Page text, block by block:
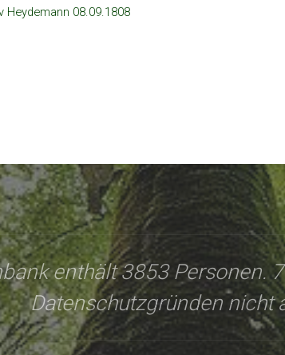
Heydemann 08.09.1808
enthält 3853 Personen.
Datenschutzgründen nicht